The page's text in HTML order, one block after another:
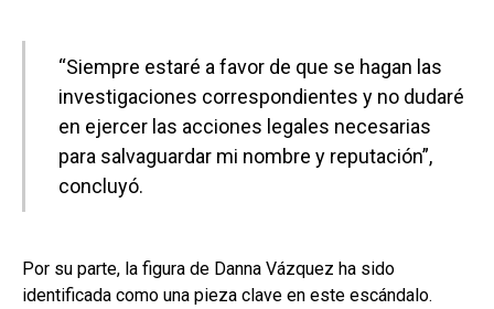
“Siempre estaré a favor de que se hagan las
investigaciones correspondientes y no dudaré
en ejercer las acciones legales necesarias
para salvaguardar mi nombre y reputación”,
concluyó.
Por su parte, la figura de Danna Vázquez ha sido
identificada como una pieza clave en este escándalo.